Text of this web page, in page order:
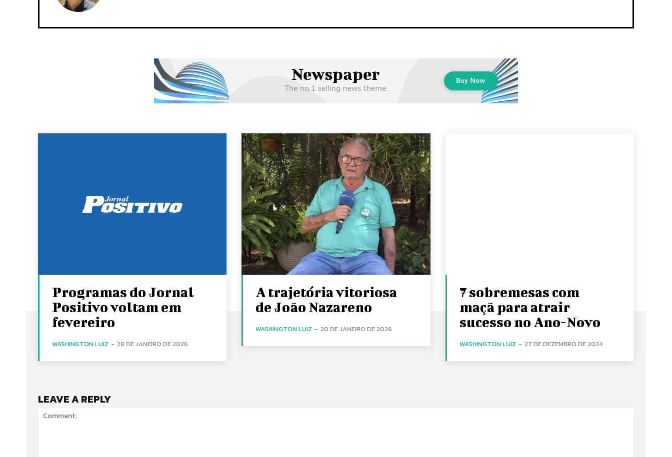
Programas do Jornal
Positivo voltam em
fevereiro
WASHINGTON LUIZ - 28 DE JANEIRO DE 2026
A trajetória vitoriosa
de João Nazareno
WASHINGTON LUIZ - 20 DE JANEIRO DE 2026
7 sobremesas com
maçã para atrair
sucesso no Ano-Novo
WASHINGTON LUIZ - 27 DE DEZEMBRO DE 2024
LEAVE A REPLY